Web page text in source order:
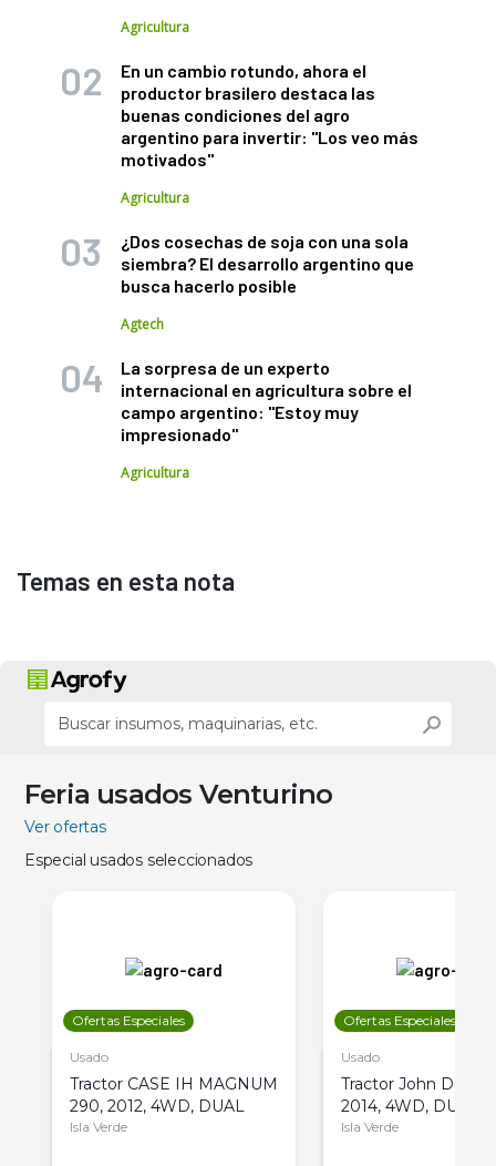
Agricultura
En un cambio rotundo, ahora el
productor brasilero destaca las
buenas condiciones del agro
argentino para invertir: "Los veo más
motivados"
Agricultura
¿Dos cosechas de soja con una sola
siembra? El desarrollo argentino que
busca hacerlo posible
Agtech
La sorpresa de un experto
internacional en agricultura sobre el
campo argentino: "Estoy muy
impresionado"
Agricultura
Temas en esta nota
Feria usados Venturino
Ver ofertas
Especial usados seleccionados
Ofertas Especiales
Usado
Tractor CASE IH MAGNUM
290, 2012, 4WD, DUAL
Isla Verde
Ofertas Especiales
Usado
Tractor John Deere
2014, 4WD, DUAL
Isla Verde